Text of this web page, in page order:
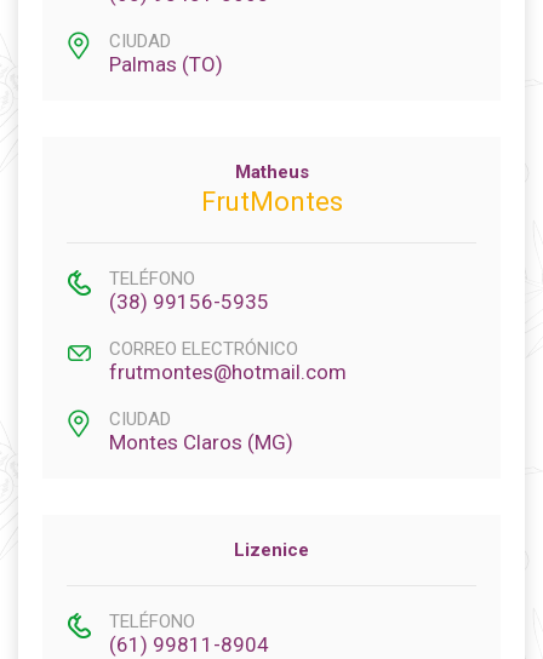
CIUDAD
Palmas (TO)
Matheus
FrutMontes
TELÉFONO
(38) 99156-5935
CORREO ELECTRÓNICO
frutmontes@hotmail.com
CIUDAD
Montes Claros (MG)
Lizenice
TELÉFONO
(61) 99811-8904